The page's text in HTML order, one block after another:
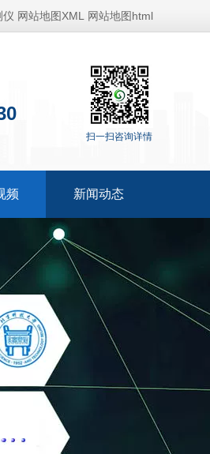
仪 网站地图XML 网站地图html
扫一扫咨询详情
频 新闻动态